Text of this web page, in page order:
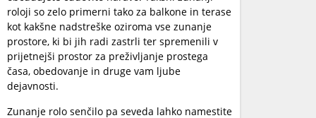
roloji so zelo primerni tako za balkone in terase
kot kakšne nadstreške oziroma vse zunanje
prostore, ki bi jih radi zastrli ter spremenili v
prijetnejši prostor za preživljanje prostega
časa, obedovanje in druge vam ljube
dejavnosti.
Zunanje rolo senčilo pa seveda lahko namestite